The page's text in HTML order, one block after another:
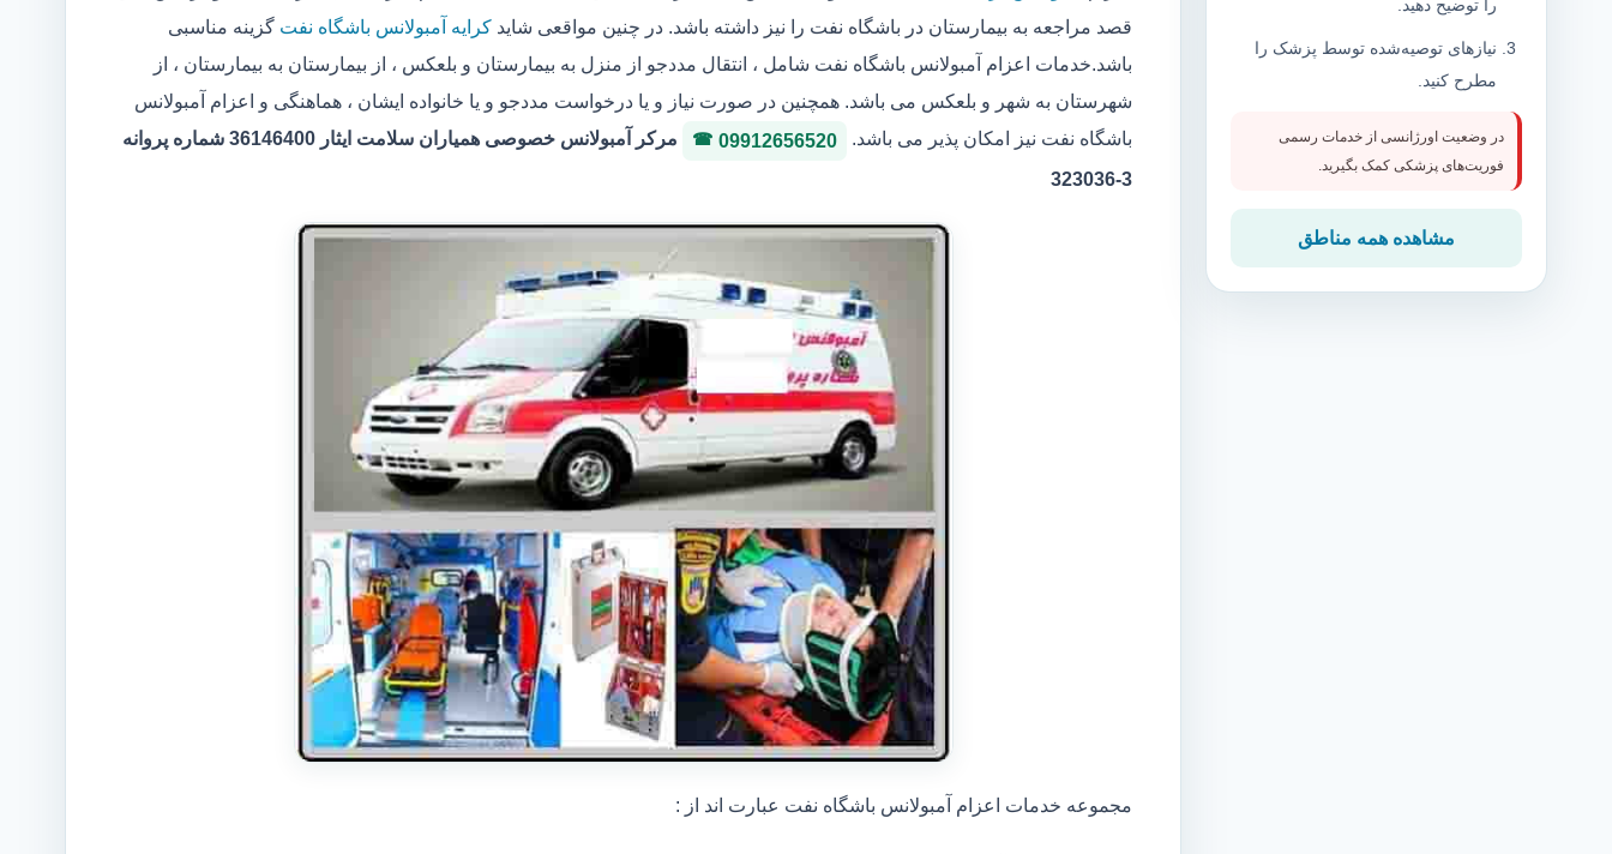
قصد مراجعه به بیمارستان در باشگاه نفت را نیز داشته باشد. در چنین مواقعی شاید کرایه آمبولانس باشگاه نفت گزینه مناسبی
باشد.خدمات اعزام آمبولانس باشگاه نفت شامل ، انتقال مددجو از منزل به بیمارستان و بلعکس ، از بیمارستان به بیمارستان ، از
شهرستان به شهر و بلعکس می باشد. همچنین در صورت نیاز و یا درخواست مددجو و یا خانواده ایشان ، هماهنگی و اعزام آمبولانس
باشگاه نفت نیز امکان پذیر می باشد.
09912656520
مرکر آمبولانس خصوصی همیاران سلامت ایثار 36146400 شماره پروانه
3-323036
مجموعه خدمات اعزام آمبولانس باشگاه نفت عبارت اند از :
را توضیح دهید.
نیازهای توصیه‌شده توسط پزشک را
مطرح کنید.
در وضعیت اورژانسی از خدمات رسمی
فوریت‌های پزشکی کمک بگیرید.
مشاهده همه مناطق